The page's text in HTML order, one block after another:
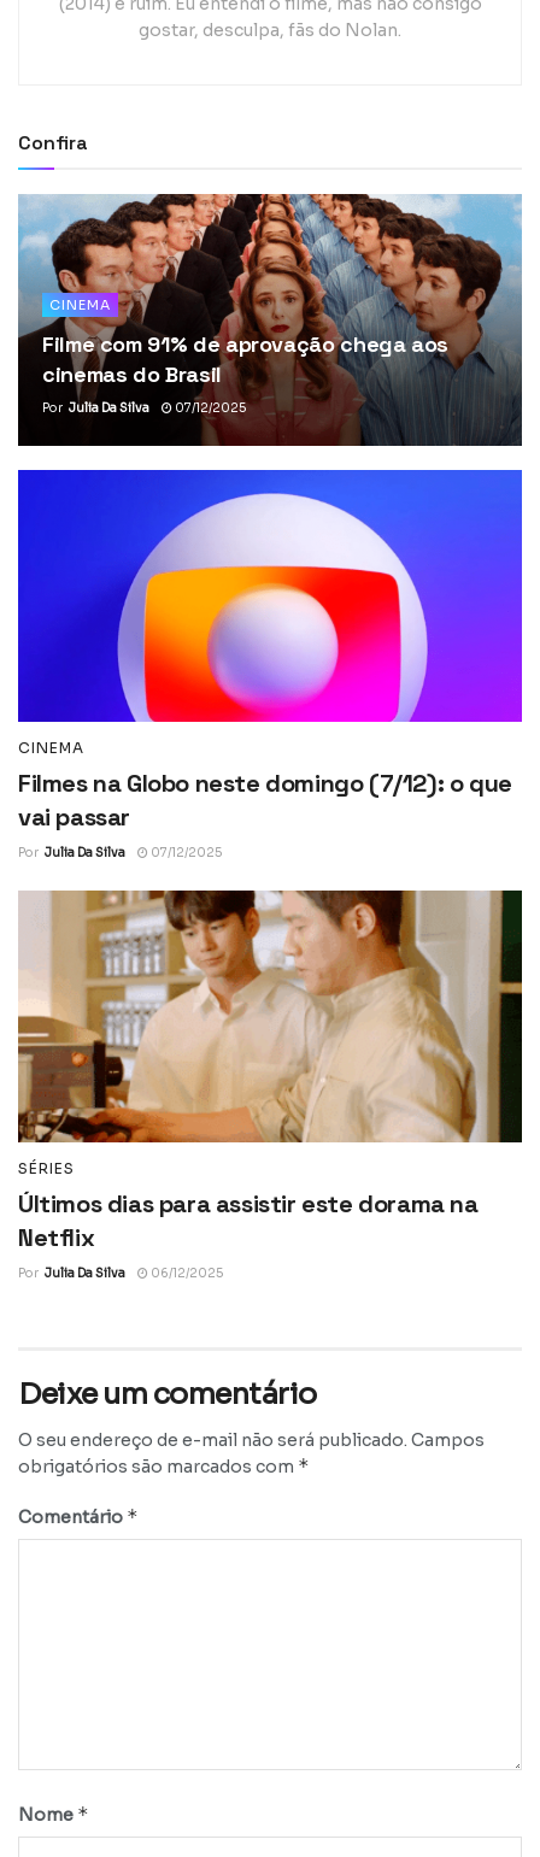
gostar, desculpa, fãs do Nolan.
Confira
CINEMA
Filme com 91% de aprovação chega aos
cinemas do Brasil
Por Julia Da Silva 07/12/2025
CINEMA
Filmes na Globo neste domingo (7/12): o que
vai passar
Por Julia Da Silva 07/12/2025
SÉRIES
Últimos dias para assistir este dorama na
Netflix
Por Julia Da Silva 06/12/2025
Deixe um comentário
O seu endereço de e-mail não será publicado. Campos
obrigatórios são marcados com *
Comentário *
Nome *